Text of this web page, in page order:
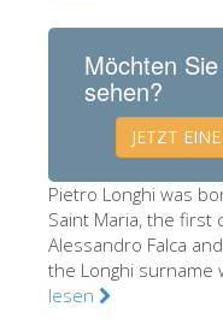
Die
Andere
Möchten
sehen?
JETZT
Pietro Longhi was
Saint Maria, the first
Alessandro Falca
the Longhi surname
lesen